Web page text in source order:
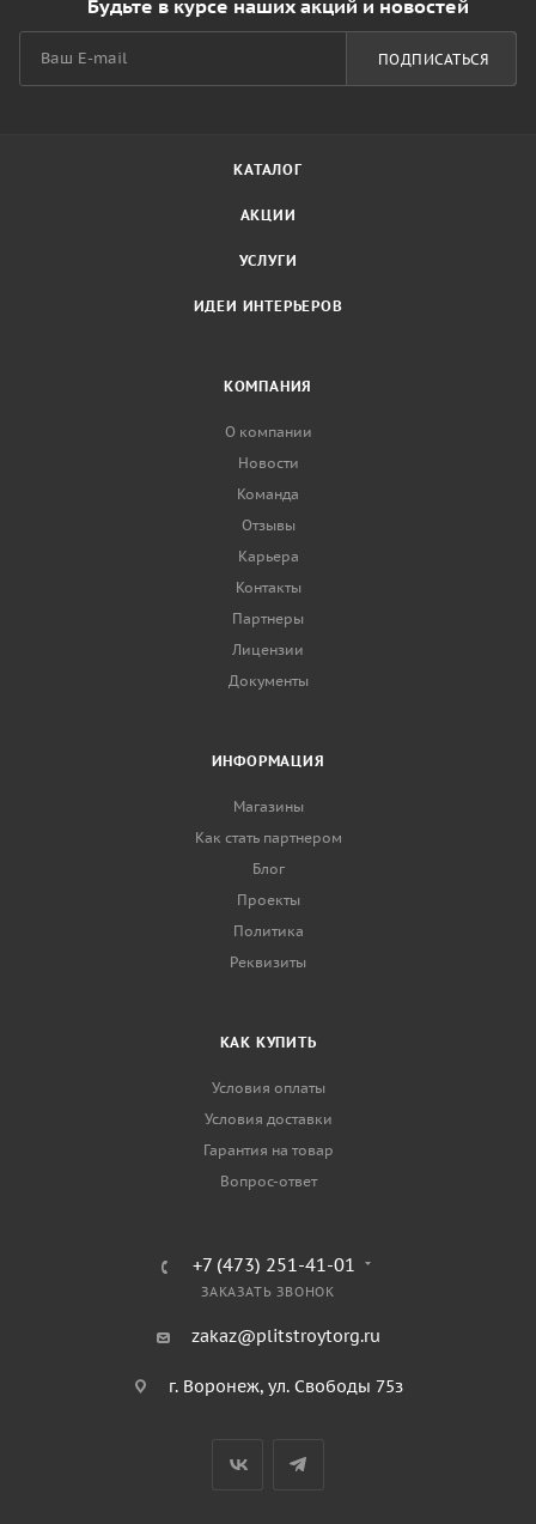
Будьте в курсе наших акций и новостей
ПОДПИСАТЬСЯ
КАТАЛОГ
АКЦИИ
УСЛУГИ
ИДЕИ ИНТЕРЬЕРОВ
КОМПАНИЯ
О компании
Новости
Команда
Отзывы
Карьера
Контакты
Партнеры
Лицензии
Документы
ИНФОРМАЦИЯ
Магазины
Как стать партнером
Блог
Проекты
Политика
Реквизиты
КАК КУПИТЬ
Условия оплаты
Условия доставки
Гарантия на товар
Вопрос-ответ
+7 (473) 251-41-01
ЗАКАЗАТЬ ЗВОНОК
zakaz@plitstroytorg.ru
г. Воронеж, ул. Свободы 75з